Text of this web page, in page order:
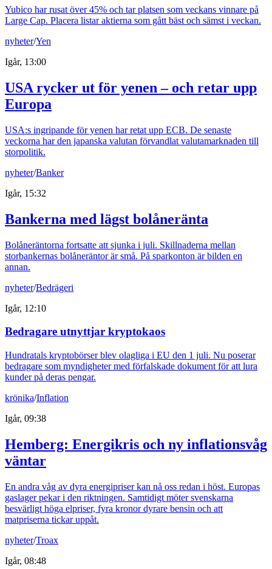
Yubico har rusat över 45% och tar platsen som veckans vinnare på
Large Cap. Placera listar aktierna som gått bäst och sämst i veckan.
nyheter/Yen
Igår, 13:00
USA rycker ut för yenen – och retar upp
Europa
USA:s ingripande för yenen har retat upp ECB. De senaste
veckorna har den japanska valutan förvandlat valutamarknaden till
storpolitik.
nyheter/Banker
Igår, 15:32
Bankerna med lägst bolåneränta
Bolåneräntorna fortsatte att sjunka i juli. Skillnaderna mellan
storbankernas bolåneräntor är små. På sparkonton är bilden en
annan.
nyheter/Bedrägeri
Igår, 12:10
Bedragare utnyttjar kryptokaos
Hundratals kryptobörser blev olagliga i EU den 1 juli. Nu poserar
bedragare som myndigheter med förfalskade dokument för att lura
kunder på deras pengar.
krönika/Inflation
Igår, 09:38
Hemberg: Energikris och ny inflationsvåg
väntar
En andra våg av dyra energipriser kan nå oss redan i höst. Europas
gaslager pekar i den riktningen. Samtidigt möter svenskarna
besvärligt höga elpriser, fyra kronor dyrare bensin och att
matpriserna tickar uppåt.
nyheter/Troax
Igår, 08:48